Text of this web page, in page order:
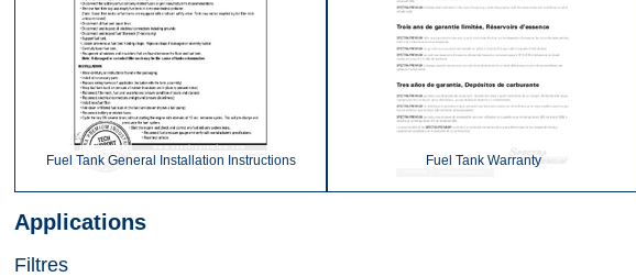
Fuel Tank General Installation Instructions Fuel Tank Warranty
Applications
Filtres